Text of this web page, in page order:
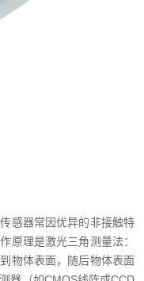
感器常因优异的非接触特
原理是激光三角测量法：
物体表面，随后物体表面